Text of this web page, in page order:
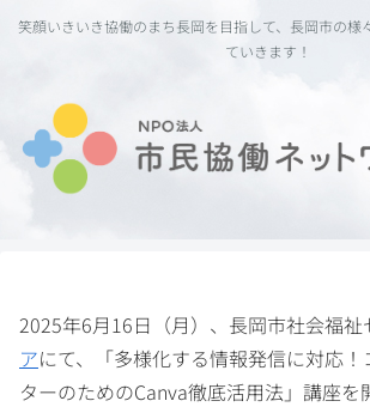
笑顔いきいき協働のまち長岡を目指して、長岡市の様
ていきます！
2025年6月16日（月）、長岡市社会福祉
アにて、「多様化する情報発信に対応
ターのためのCanva徹底活用法」講座を